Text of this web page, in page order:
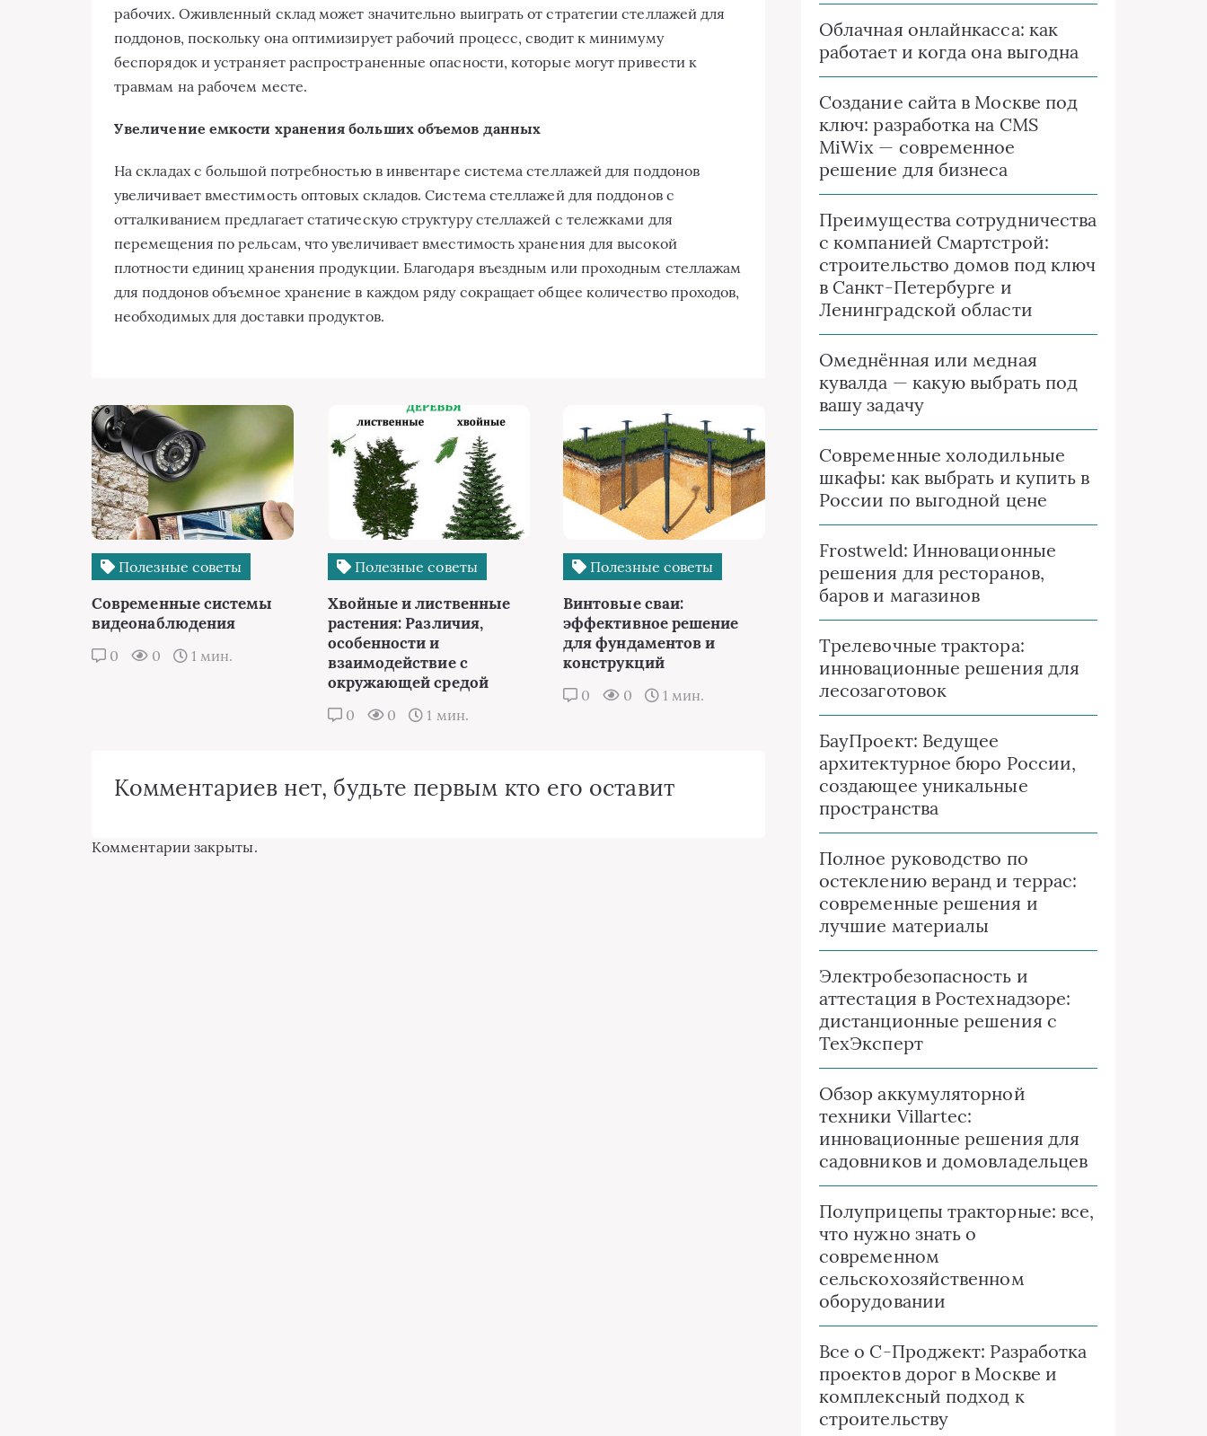
рабочих. Оживленный склад может значительно выиграть от стратегии стеллажей для
поддонов, поскольку она оптимизирует рабочий процесс, сводит к минимуму
беспорядок и устраняет распространенные опасности, которые могут привести к
травмам на рабочем месте.
Увеличение емкости хранения больших объемов данных
На складах с большой потребностью в инвентаре система стеллажей для поддонов
увеличивает вместимость оптовых складов. Система стеллажей для поддонов с
отталкиванием предлагает статическую структуру стеллажей с тележками для
перемещения по рельсам, что увеличивает вместимость хранения для высокой
плотности единиц хранения продукции. Благодаря въездным или проходным стеллажам
для поддонов объемное хранение в каждом ряду сокращает общее количество проходов,
необходимых для доставки продуктов.
Полезные советы
Современные системы
видеонаблюдения
0 0 1 мин.
Полезные советы
Хвойные и лиственные
растения: Различия,
особенности и
взаимодействие с
окружающей средой
0 0 1 мин.
Полезные советы
Винтовые сваи:
эффективное решение
для фундаментов и
конструкций
0 0 1 мин.
Комментариев нет, будьте первым кто его оставит
Комментарии закрыты.
Облачная онлайнкасса: как
работает и когда она выгодна
Создание сайта в Москве под
ключ: разработка на CMS
MiWix — современное
решение для бизнеса
Преимущества сотрудничества
с компанией Смартстрой:
строительство домов под ключ
в Санкт-Петербурге и
Ленинградской области
Омеднённая или медная
кувалда — какую выбрать под
вашу задачу
Современные холодильные
шкафы: как выбрать и купить в
России по выгодной цене
Frostweld: Инновационные
решения для ресторанов,
баров и магазинов
Трелевочные трактора:
инновационные решения для
лесозаготовок
БауПроект: Ведущее
архитектурное бюро России,
создающее уникальные
пространства
Полное руководство по
остеклению веранд и террас:
современные решения и
лучшие материалы
Электробезопасность и
аттестация в Ростехнадзоре:
дистанционные решения с
ТехЭксперт
Обзор аккумуляторной
техники Villartec:
инновационные решения для
садовников и домовладельцев
Полуприцепы тракторные: все,
что нужно знать о
современном
сельскохозяйственном
оборудовании
Все о C-Проджект: Разработка
проектов дорог в Москве и
комплексный подход к
строительству